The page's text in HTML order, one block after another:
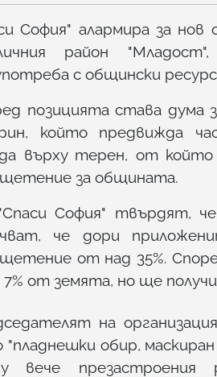
София" алармира за
район
с общински
позицията става дума
който предвижда
върху терен, от
за общината.
София" твърдят,
че дори
от над 35%.
7% от земята, но ще
на
"пладнешки обир,
вече